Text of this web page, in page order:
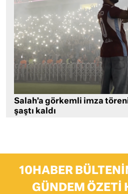
Salah’a görkemli imza
şaştı kaldı
10HABER
GÜNDEM ÖZETI